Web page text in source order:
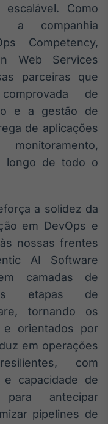
para
de
e
telas
Como
a companhia
Competency,
Web Services
parceiras que
de
e a gestão de
de aplicações
longo de todo o
a solidez da
em DevOps e
nossas frentes
AI Software
camadas de
etapas de
tornando os
e orientados por
em operações
com
e capacidade de
antecipar
pipelines de